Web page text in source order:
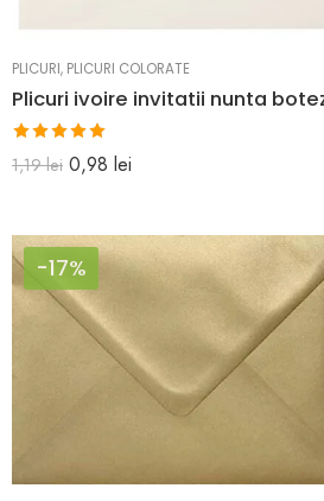
PLICURI, PLICURI COLORATE
Evaluat la
5.00din 5
1,19lei 0,98 lei
-17%